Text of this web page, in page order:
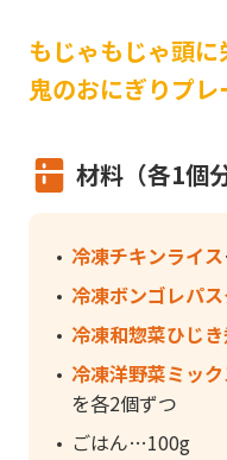
もじゃもじゃ頭に
鬼のおにぎりプレ
材料（各1個分
冷凍チキンライス
冷凍ボンゴレパス
冷凍和惣菜ひじ
冷凍洋野菜ミッ
を各2個ずつ
ごはん
100g